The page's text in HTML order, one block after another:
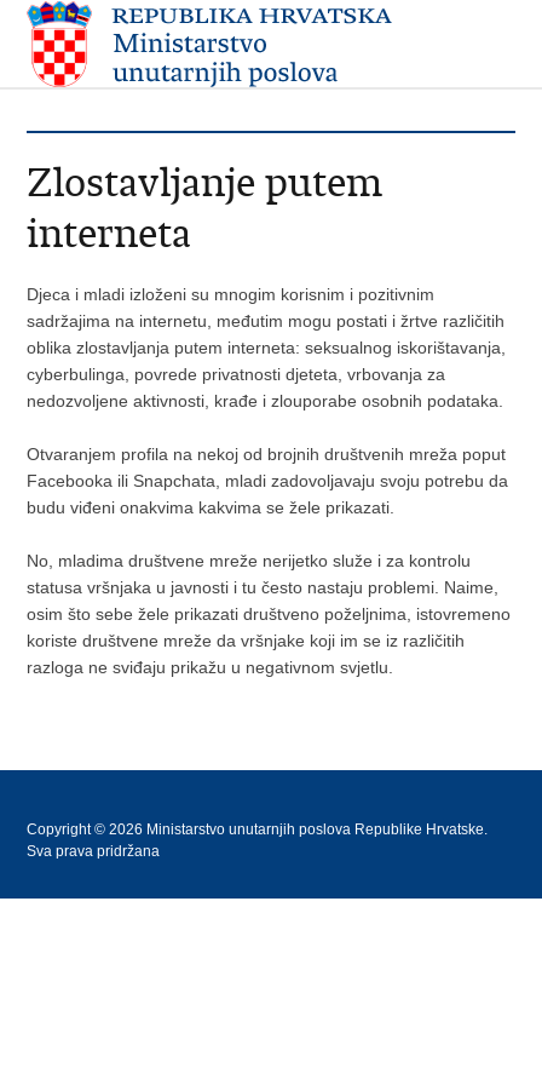
Zlostavljanje putem
interneta
Djeca i mladi izloženi su mnogim korisnim i pozitivnim
sadržajima na internetu, međutim mogu postati i žrtve različitih
oblika zlostavljanja putem interneta: seksualnog iskorištavanja,
cyberbulinga, povrede privatnosti djeteta, vrbovanja za
nedozvoljene aktivnosti, krađe i zlouporabe osobnih podataka.
Otvaranjem profila na nekoj od brojnih društvenih mreža poput
Facebooka ili Snapchata, mladi zadovoljavaju svoju potrebu da
budu viđeni onakvima kakvima se žele prikazati.
No, mladima društvene mreže nerijetko služe i za kontrolu
statusa vršnjaka u javnosti i tu često nastaju problemi. Naime,
osim što sebe žele prikazati društveno poželjnima, istovremeno
koriste društvene mreže da vršnjake koji im se iz različitih
razloga ne sviđaju prikažu u negativnom svjetlu.
Copyright © 2026 Ministarstvo unutarnjih poslova Republike Hrvatske.
Sva prava pridržana